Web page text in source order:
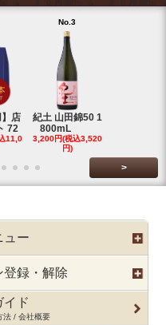
】店
72
11,0
No.3
紀土 山田錦50 1
800mL
3,200円(税込3,520
円)
>
ュー
登録・解除
イド
法 / 会社概要